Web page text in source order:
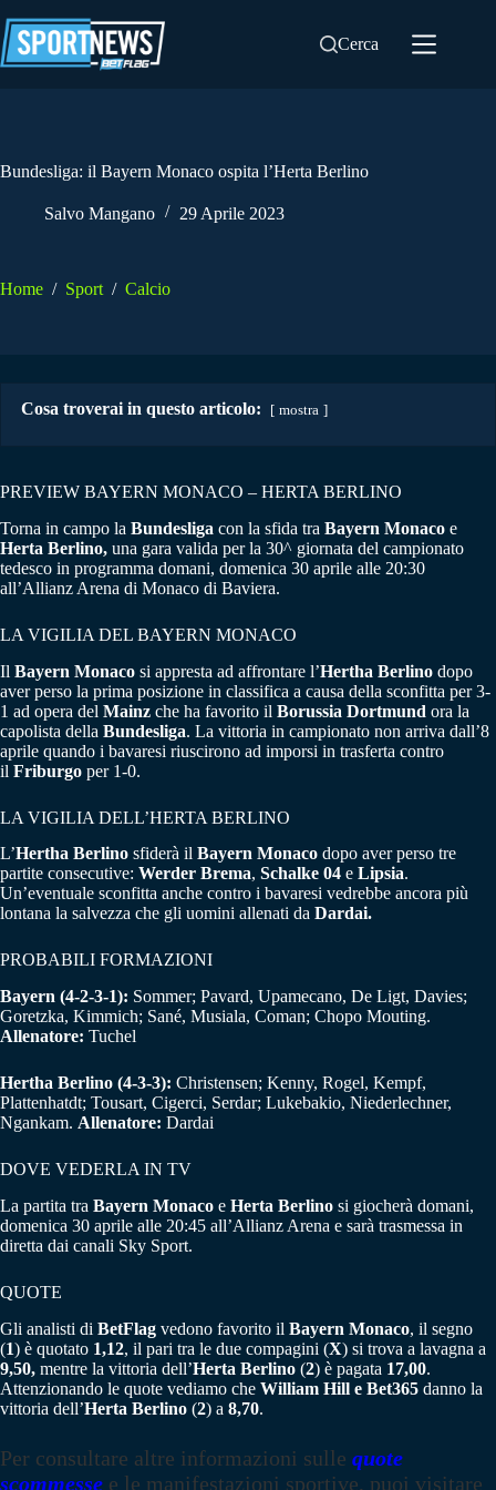
al
contenuto
Cerca
Bundesliga: il Bayern Monaco ospita l’Herta Berlino
Salvo Mangano 29 Aprile 2023
Home / Sport / Calcio
Cosa troverai in questo articolo: mostra
PREVIEW BAYERN MONACO – HERTA BERLINO
Torna in campo la Bundesliga con la sfida tra Bayern Monaco e
Herta Berlino, una gara valida per la 30^ giornata del campionato
tedesco in programma domani, domenica 30 aprile alle 20:30
all’Allianz Arena di Monaco di Baviera.
LA VIGILIA DEL BAYERN MONACO
Il Bayern Monaco si appresta ad affrontare l’Hertha Berlino dopo
aver perso la prima posizione in classifica a causa della sconfitta per 3-
1 ad opera del Mainz che ha favorito il Borussia Dortmund ora la
capolista della Bundesliga. La vittoria in campionato non arriva dall’8
aprile quando i bavaresi riuscirono ad imporsi in trasferta contro
il Friburgo per 1-0.
LA VIGILIA DELL’HERTA BERLINO
L’Hertha Berlino sfiderà il Bayern Monaco dopo aver perso tre
partite consecutive: Werder Brema, Schalke 04 e Lipsia.
Un’eventuale sconfitta anche contro i bavaresi vedrebbe ancora più
lontana la salvezza che gli uomini allenati da Dardai.
PROBABILI FORMAZIONI
Bayern (4-2-3-1): Sommer; Pavard, Upamecano, De Ligt, Davies;
Goretzka, Kimmich; Sané, Musiala, Coman; Chopo Mouting.
Allenatore: Tuchel
Hertha Berlino (4-3-3): Christensen; Kenny, Rogel, Kempf,
Plattenhatdt; Tousart, Cigerci, Serdar; Lukebakio, Niederlechner,
Ngankam. Allenatore: Dardai
DOVE VEDERLA IN TV
La partita tra Bayern Monaco e Herta Berlino si giocherà domani,
domenica 30 aprile alle 20:45 all’Allianz Arena e sarà trasmessa in
diretta dai canali Sky Sport.
QUOTE
Gli analisti di BetFlag vedono favorito il Bayern Monaco, il segno
(1) è quotato 1,12, il pari tra le due compagini (X) si trova a lavagna a
9,50, mentre la vittoria dell’Herta Berlino (2) è pagata 17,00.
Attenzionando le quote vediamo che William Hill e Bet365 danno la
vittoria dell’Herta Berlino (2) a 8,70.
Per consultare altre informazioni sulle quote
scommesse e le manifestazioni sportive, puoi visitare